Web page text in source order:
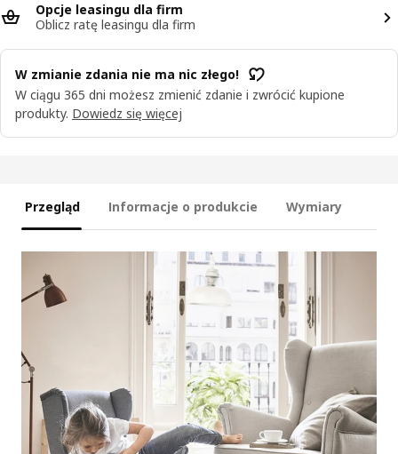
Opcje leasingu dla firm
Oblicz ratę leasingu dla firm
W zmianie zdania nie ma nic złego!
W ciągu 365 dni możesz zmienić zdanie i zwrócić kupione
produkty. Dowiedz się więcej
Przegląd Informacje o produkcie Wymiary